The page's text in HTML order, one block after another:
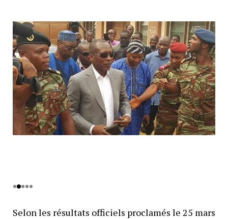
Selon les résultats officiels proclamés le 25 mars